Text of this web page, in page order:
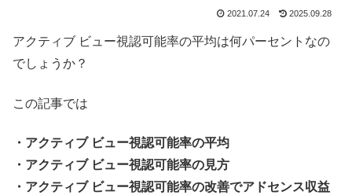
2021.07.24 2025.09.28
アクティブ ビュー視認可能率の平均は何パーセントなの
でしょうか？
この記事では
・アクティブ ビュー視認可能率の平均
・アクティブ ビュー視認可能率の見方
・アクティブ ビュー視認可能率の改善でアドセンス収益